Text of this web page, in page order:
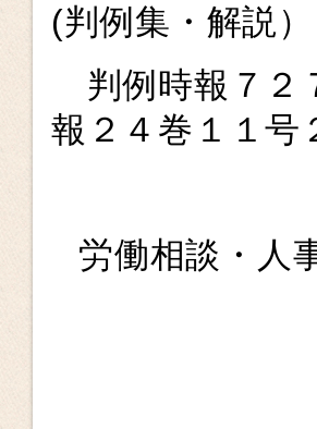
(判例集・解説）
判例時報７２
報２４巻１１号
労働相談・